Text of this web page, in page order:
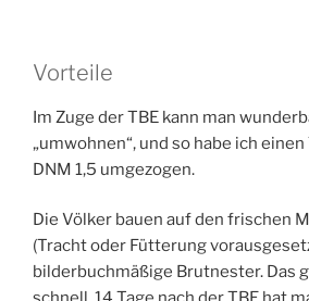
Vorteile
Im Zuge der TBE kann man
„umwohnen“, und so habe ich
DNM 1,5 umgezogen.
Die Völker bauen auf den frischen
(Tracht oder Fütterung
bilderbuchmäßige Brutnester. Das